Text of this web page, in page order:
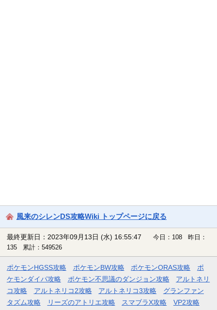
風来のシレンDS攻略Wiki トップページに戻る
最終更新日：2023年09月13日 (水) 16:55:47
今日：108 昨日：
135 累計：549526
ポケモンHGSS攻略 ポケモンBW攻略 ポケモンORAS攻略
ポ
ケモンダイパ攻略
ポケモン不思議のダンジョン攻略
アルトネリ
コ攻略
アルトネリコ2攻略 アルトネリコ3攻略
グランファン
タズム攻略
リーズのアトリエ攻略 スマブラX攻略
VP2攻略